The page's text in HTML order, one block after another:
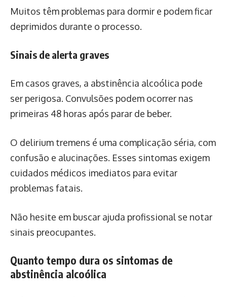
Muitos têm problemas para dormir e podem ficar
deprimidos durante o processo.
Sinais de alerta graves
Em casos graves, a abstinência alcoólica pode
ser perigosa. Convulsões podem ocorrer nas
primeiras 48 horas após parar de beber.
O delirium tremens é uma complicação séria, com
confusão e alucinações. Esses sintomas exigem
cuidados médicos imediatos para evitar
problemas fatais.
Não hesite em buscar ajuda profissional se notar
sinais preocupantes.
Quanto tempo dura os sintomas de
abstinência alcoólica